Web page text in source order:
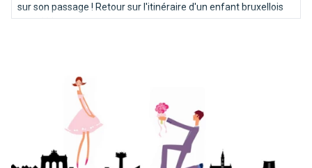
sur son passage ! Retour sur l'itinéraire d'un enfant bruxellois
musclé !